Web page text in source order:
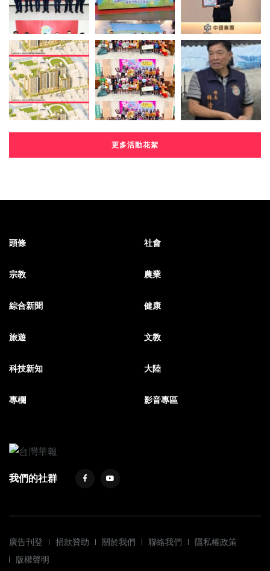
更多活動花絮
頭條 社會
宗教 農業
綜合新聞 健康
旅遊 文教
科技新知 大陸
專欄 影音專區
我們的社群
廣告刊登 捐款贊助 關於我們 聯絡我們
隱私權政策
版權聲明